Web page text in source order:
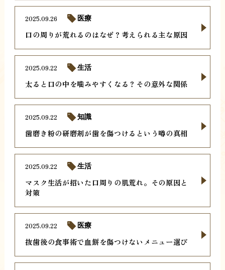
口の周りが荒れるのはなぜ？考えられる主な原因
2025.09.26 医療
太ると口の中を噛みやすくなる？その意外な関係
2025.09.22 生活
歯磨き粉の研磨剤が歯を傷つけるという噂の真相
2025.09.22 知識
マスク生活が招いた口周りの肌荒れ。その原因と
対策
2025.09.22 生活
抜歯後の食事術で血餅を傷つけないメニュー選び
2025.09.22 医療